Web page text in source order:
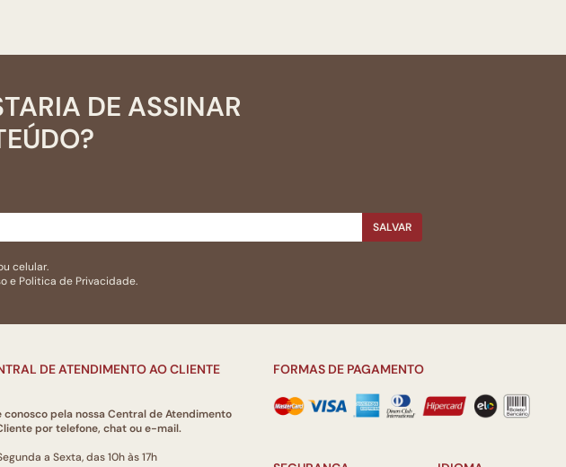
DE ASSINAR
SALVAR
celular.
e Politica de Privacidade.
DE ATENDIMENTO AO CLIENTE
conosco pela nossa Central de Atendimento
por telefone, chat ou e-mail.
a Sexta, das 10h às 17h
FORMAS DE PAGAMENTO